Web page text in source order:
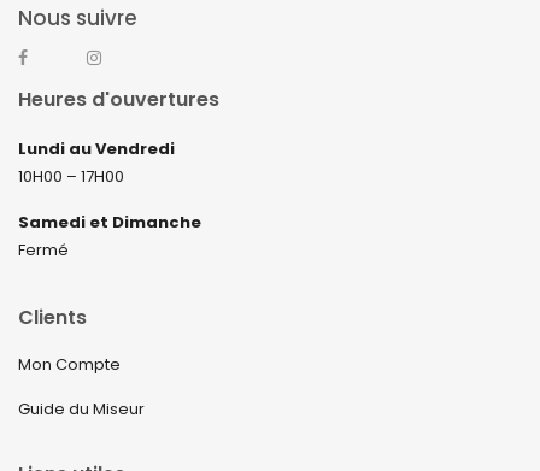
Nous suivre
Heures d'ouvertures
Lundi au Vendredi
10H00 – 17H00
Samedi et Dimanche
Fermé
Clients
Mon Compte
Guide du Miseur